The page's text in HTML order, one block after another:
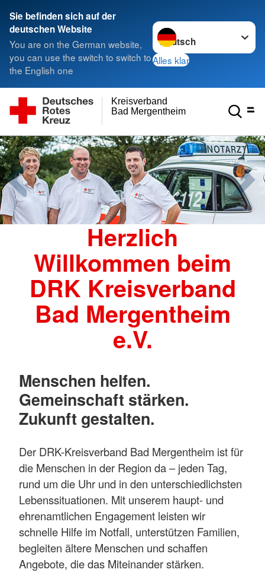
Sie befinden sich auf der
deutschen Website
You are on the German website,
you can use the switch to switch to
the English one
Sprache wechseln zu
Alles klar
Bad Mergentheim e.V.
Kreisverband
Herzlich
Willkommen beim
DRK Kreisverband
Bad Mergentheim
e.V.
Menschen helfen.
Gemeinschaft stärken.
Zukunft gestalten.
Der DRK-Kreisverband Bad Mergentheim ist für
die Menschen in der Region da – jeden Tag,
rund um die Uhr und in den unterschiedlichsten
Lebenssituationen. Mit unserem haupt- und
ehrenamtlichen Engagement leisten wir
schnelle Hilfe im Notfall, unterstützen Familien,
begleiten ältere Menschen und schaffen
Angebote, die das Miteinander stärken.